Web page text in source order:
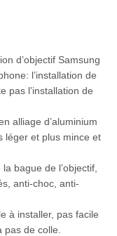
d’objectif Samsung
l’installation de
pas l’installation de
alliage d’aluminium
léger et plus mince et
bague de l’objectif,
anti-choc, anti-
à installer, pas facile
de colle.